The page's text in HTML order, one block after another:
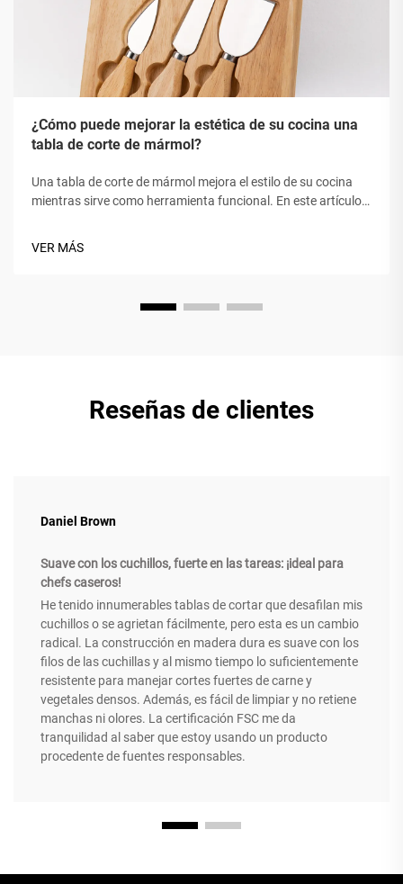
¿Cómo puede mejorar la estética de su cocina una
tabla de corte de mármol?
Una tabla de corte de mármol mejora el estilo de su cocina
mientras sirve como herramienta funcional. En este artículo,
para hacer que su espacio culinario sea más atractivo. La
VER MÁS
Reseñas de clientes
Daniel Brown
Suave con los cuchillos, fuerte en las tareas: ¡ideal para
chefs caseros!
He tenido innumerables tablas de cortar que desafilan mis
cuchillos o se agrietan fácilmente, pero esta es un cambio
radical. La construcción en madera dura es suave con los
filos de las cuchillas y al mismo tiempo lo suficientemente
resistente para manejar cortes fuertes de carne y
vegetales densos. Además, es fácil de limpiar y no retiene
manchas ni olores. La certificación FSC me da
tranquilidad al saber que estoy usando un producto
procedente de fuentes responsables.